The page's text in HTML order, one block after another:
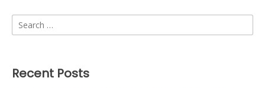
Search
for:
Recent Posts